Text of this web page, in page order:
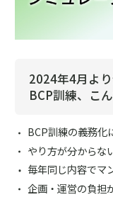
2024年4月よ
BCP訓練、こ
BCP訓練の義務化
やり方が分からな
毎年同じ内容でマ
企画・運営の負担